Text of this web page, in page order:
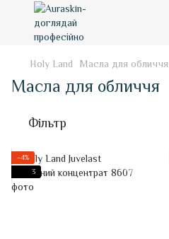
Holy Land Масла для обличчя
Масла для обличчя
Фільтр
−4%
3